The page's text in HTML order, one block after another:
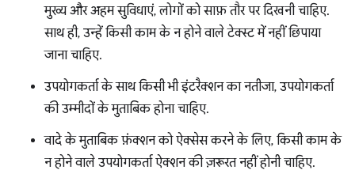
मुख्य और अहम सुविधाएं, लोगों को साफ़ तौर पर दिखनी चाहिए.
साथ ही, उन्हें किसी काम के न होने वाले टेक्स्ट में नहीं छिपाया
जाना चाहिए.
उपयोगकर्ता के साथ किसी भी इंटरैक्शन का नतीजा, उपयोगकर्ता
की उम्मीदों के मुताबिक होना चाहिए.
वादे के मुताबिक फ़ंक्शन को ऐक्सेस करने के लिए, किसी काम के
न होने वाले उपयोगकर्ता ऐक्शन की ज़रूरत नहीं होनी चाहिए.